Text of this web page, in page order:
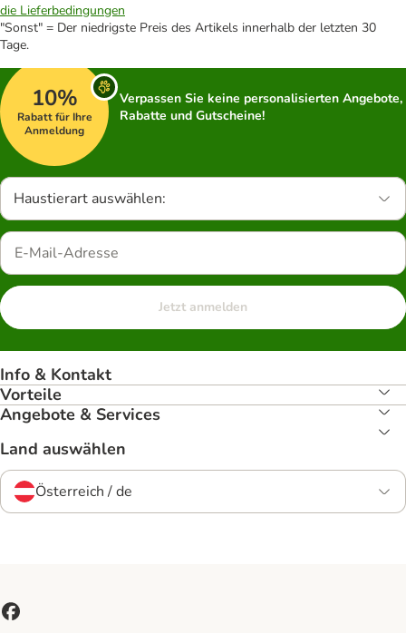
die Lieferbedingungen
"Sonst" = Der niedrigste Preis des Artikels innerhalb der letzten 30
Tage.
10%
Rabatt für Ihre
Anmeldung
Verpassen Sie keine personalisierten Angebote,
Rabatte und Gutscheine!
Haustierart auswählen:
Jetzt anmelden
Info & Kontakt
Vorteile
Angebote & Services
Land auswählen
Österreich / de